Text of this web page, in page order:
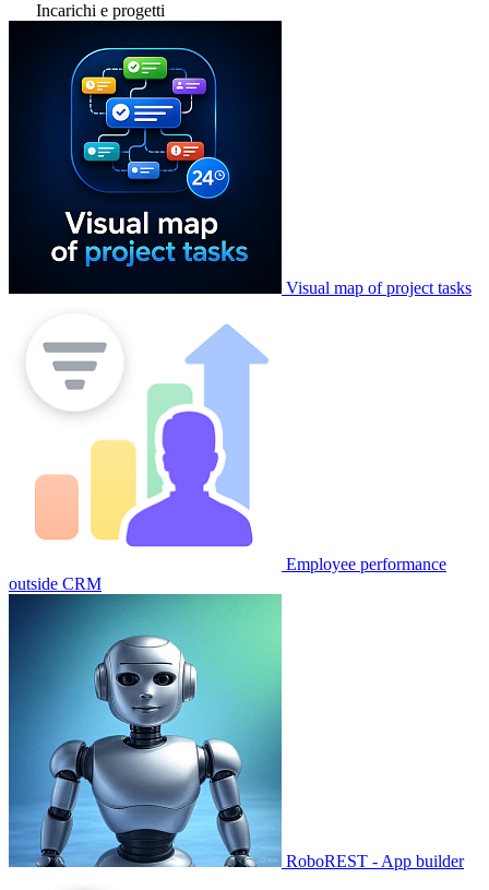
Incarichi e progetti
Visual map of project tasks
Employee performance
outside CRM
RoboREST - App builder